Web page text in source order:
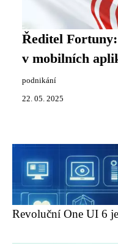
Ředitel
v mobilních
podnikání
22. 05. 2025
Revoluční One UI 6